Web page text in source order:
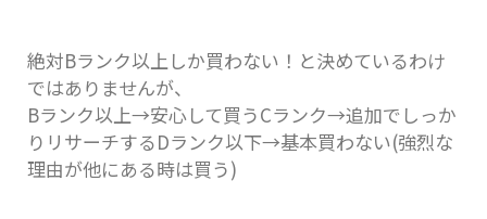
絶対Bランク以上しか買わない！と決めているわけ
ではありませんが、
Bランク以上→安心して買うCランク→追加でしっか
りリサーチするDランク以下→基本買わない(強烈な
理由が他にある時は買う)